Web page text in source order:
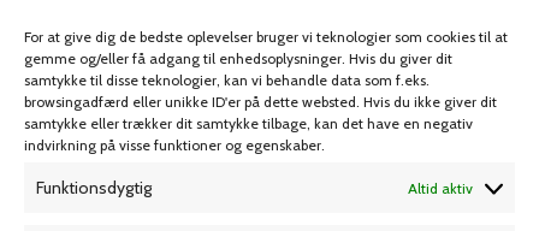
For at give dig de bedste oplevelser bruger vi teknologier som cookies til at
gemme og/eller få adgang til enhedsoplysninger. Hvis du giver dit
samtykke til disse teknologier, kan vi behandle data som f.eks.
browsingadfærd eller unikke ID'er på dette websted. Hvis du ikke giver dit
samtykke eller trækker dit samtykke tilbage, kan det have en negativ
indvirkning på visse funktioner og egenskaber.
Funktionsdygtig Altid aktiv
Skriveartikler
Spil & lotteri
MIN KONTO
Kontoinformationer
KUNDESERVICE
Handelsbetingelser